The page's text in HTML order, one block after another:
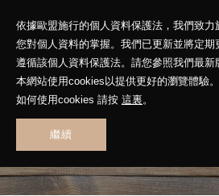
依據歐盟施行的個人資料保護法，我們致
您對個人資料的掌握。我們已更新並將定期
遵循該個人資料保護法。請您參照我們最新
本網站使用cookies以提供更好的瀏覽體驗
如何使用cookies 請按 這裏。
繼續
WHAT'S